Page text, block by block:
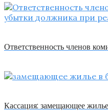
Ответственность членов
Кассация: замещающее